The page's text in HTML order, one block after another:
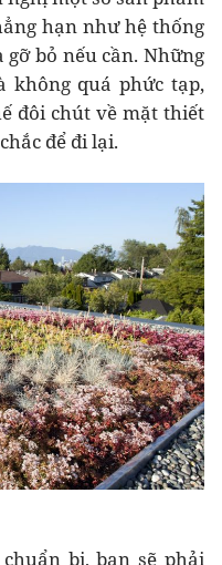
hạn như hệ thống
bỏ nếu cần. Những
quá phức tạp,
đôi chút về mặt thiết
để đi lại.
bị, bạn sẽ phải